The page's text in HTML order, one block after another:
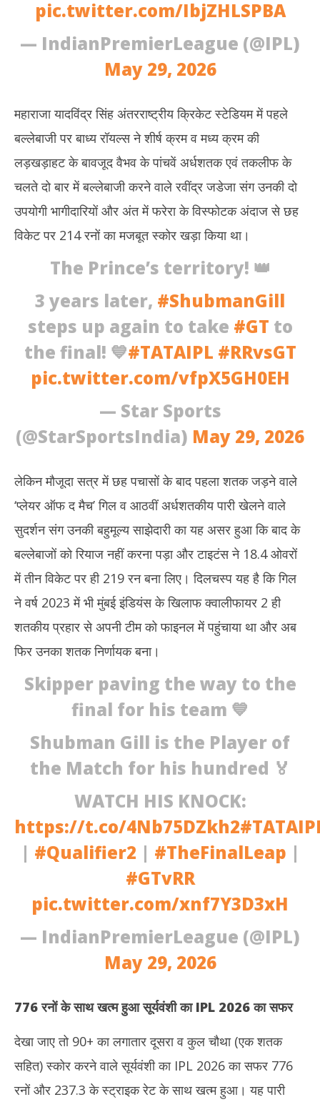
pic.twitter.com/IbjZHLSPBA
— IndianPremierLeague (@IPL)
May 29, 2026
महाराजा यादविंद्र सिंह अंतरराष्ट्रीय क्रिकेट स्टेडियम में पहले
बल्लेबाजी पर बाध्य रॉयल्स ने शीर्ष क्रम व मध्य क्रम की
लड़खड़ाहट के बावजूद वैभव के पांचवें अर्धशतक एवं तकलीफ के
चलते दो बार में बल्लेबाजी करने वाले रवींद्र जडेजा संग उनकी दो
उपयोगी भागीदारियों और अंत में फरेरा के विस्फोटक अंदाज से छह
विकेट पर 214 रनों का मजबूत स्कोर खड़ा किया था।
The Prince’s territory! 👑
3 years later, #ShubmanGill
steps up again to take #GT to
the final! 💙#TATAIPL #RRvsGT
pic.twitter.com/vfpX5GH0EH
— Star Sports
(@StarSportsIndia) May 29, 2026
लेकिन मौजूदा सत्र में छह पचासों के बाद पहला शतक जड़ने वाले
‘प्लेयर ऑफ द मैच’ गिल व आठवीं अर्धशतकीय पारी खेलने वाले
सुदर्शन संग उनकी बहुमूल्य साझेदारी का यह असर हुआ कि बाद के
बल्लेबाजों को रियाज नहीं करना पड़ा और टाइटंस ने 18.4 ओवरों
में तीन विकेट पर ही 219 रन बना लिए। दिलचस्प यह है कि गिल
ने वर्ष 2023 में भी मुंबई इंडियंस के खिलाफ क्वालीफायर 2 ही
शतकीय प्रहार से अपनी टीम को फाइनल में पहुंचाया था और अब
फिर उनका शतक निर्णायक बना।
Skipper paving the way to the
final for his team 💙
Shubman Gill is the Player of
the Match for his hundred 🏅
WATCH HIS KNOCK:
https://t.co/4Nb75DZkh2
| #Qualifier2 | #TheFinalLeap |
#GTvRR
pic.twitter.com/xnf7Y3D3xH
— IndianPremierLeague (@IPL)
May 29, 2026
776 रनों के साथ खत्म हुआ सूर्यवंशी का IPL 2026 का सफर
देखा जाए तो 90+ का लगातार दूसरा व कुल चौथा (एक शतक
सहित) स्कोर करने वाले सूर्यवंशी का IPL 2026 का सफर 776
रनों और 237.3 के स्ट्राइक रेट के साथ खत्म हुआ। यह पारी